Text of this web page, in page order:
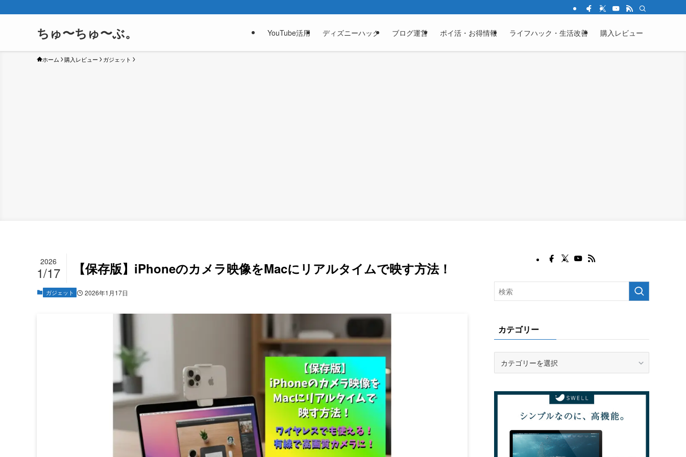
ちゅ〜ちゅ〜ぶ。 YouTube活用 ディズニーハック ブログ運営 ポイ活・お得情報 ライフハック・生活改善 購入レビュー
ホーム 購入レビュー ガジェット
【保存版】iPhoneのカメラ映像をMacにリアルタイムで映す方法！
2026
1/17
ガジェット 2026年1月17日
カテゴリー
リ